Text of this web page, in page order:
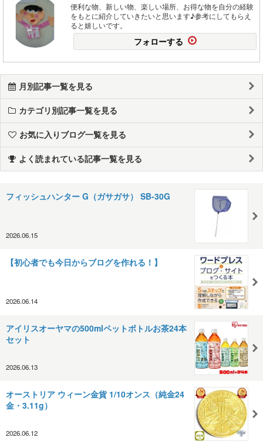
便利な物、新しい物、楽しい場所、お得な物を自分の経験
をもとに紹介していきたいと思います♪参考にしてもらえ
ると嬉しいです。
フォローする
月別記事一覧を見る
カテゴリ別記事一覧を見る
お気に入りブログ一覧を見る
よく読まれている記事一覧を見る
フィッシュハンター G（ガサガサ） SB-30G
2026.06.15
【初心者でも今日からブログを作れる！】
2026.06.14
アイリスオーヤマの500mlペットボトルお茶24本
セット
2026.06.13
オーストリア ウィーン金貨 1/10オンス（純金24
金・3.11g）
2026.06.12